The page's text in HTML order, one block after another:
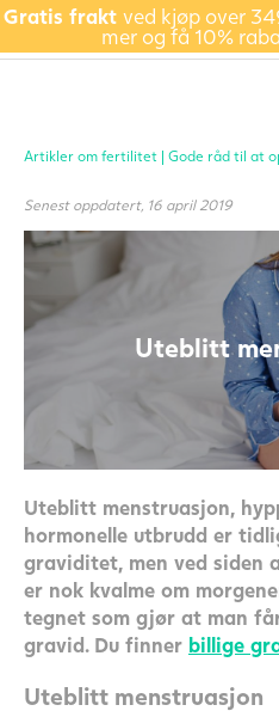
Gratis frakt ved kjøp over
mer og få 10%
Artikler om fertilitet | Gode råd til at
Senest oppdatert, 16 april 2019
Uteblitt
Uteblitt menstruasjon,
hormonelle utbrudd er
graviditet, men ved siden
er nok kvalme om
tegnet som gjør at man
gravid. Du finner billige
Uteblitt menstruasjon